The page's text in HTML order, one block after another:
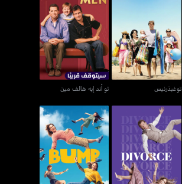
توغيذرنيس
توغيذرنيس
تو أند إيه هالف مين
تو أند إيه هالف مين
طلاق - ديفورس بامب